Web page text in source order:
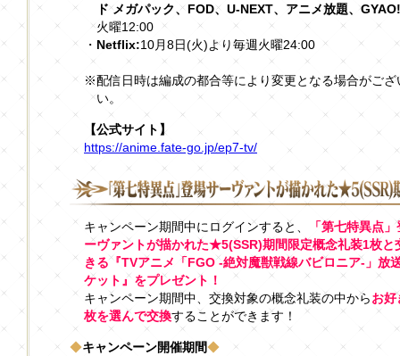
ド メガパック、FOD、U-NEXT、アニメ放題、
火曜12:00
・ Netflix:10月8日(火)より毎週火曜24:00
※配信日時は編成の都合等により変更となる場合がご
い。
【公式サイト】
https://anime.fate-go.jp/ep7-tv/
キャンペーン期間中にログインすると、
「第七特異点
ーヴァントが描かれた★5(SSR)期間限定概念礼装1枚と
きる『TVアニメ「FGO -絶対魔獣戦線バビロニア-」放
ケット』をプレゼント！
キャンペーン期間中、交換対象の概念礼装の中からお好
枚を選んで交換することができます！
◆キャンペーン開催期間◆